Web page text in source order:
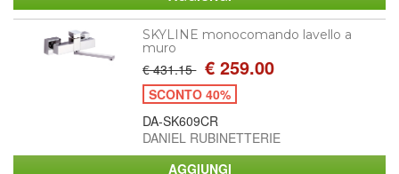
SKYLINE monocomando lavello a
muro
€ 431.15 € 259.00
SCONTO 40%
DA-SK609CR
DANIEL RUBINETTERIE